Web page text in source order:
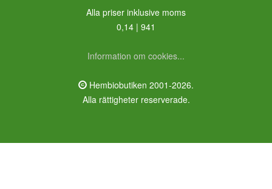
Alla priser inklusive moms
0,14 | 941
Information om cookies...
Hembiobutiken 2001-2026.
Alla rättigheter reserverade.